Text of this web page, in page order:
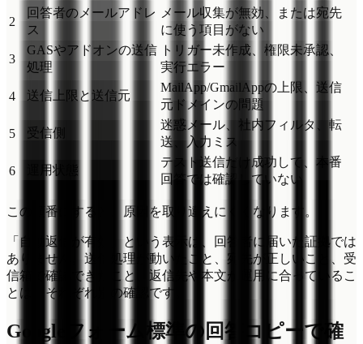
2
回答者のメールアドレ
ス
メール収集が無効、または宛先
に使う項目がない
3
GASやアドオンの送信
処理
トリガー未作成、権限未承認、
実行エラー
4 送信上限と送信元
MailApp/GmailAppの上限、送信
元ドメインの問題
5 受信側
迷惑メール、社内フィルタ、転
送、入力ミス
6 運用状態
テスト送信だけ成功して、本番
回答では確認していない
この順番にすると、原因を取り違えにくくなります。
「自動返信が有効」という表示は、回答者に届いた証拠では
ありません。送信処理が動いたこと、宛先が正しいこと、受
信箱で確認できたこと、返信先や本文が運用に合っているこ
とは、それぞれ別の確認です。
Googleフォーム標準の回答コピーで確